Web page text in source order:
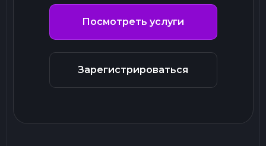
Посмотреть услуги
Зарегистрироваться